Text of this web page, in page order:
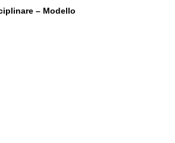
– Modello